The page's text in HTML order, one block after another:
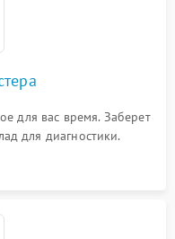
для вас время. Заберет
для диагностики.